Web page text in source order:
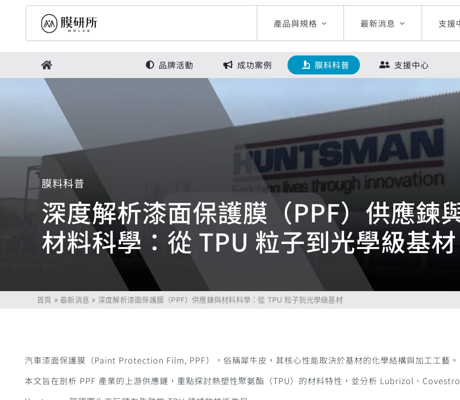
產品與規格 最新消息 支援
品牌活動 成功案例 膜料科普 支援中心
膜料科普
深度解析漆面保護膜（PPF）供應鍊
材料科學：從 TPU 粒子到光學級基材
首頁 » 最新消息 » 深度解析漆面保護膜（PPF）供應鍊與材料科學：從 TPU 粒子到光學級基材
汽車漆面保護膜（Paint Protection Film, PPF），俗稱犀牛皮，其核心性能取決於基材的化學結構與加工工藝。
本文旨在剖析 PPF 產業的上游供應鏈，重點探討熱塑性聚氨酯（TPU）的材料特性，並分析 Lubrizol、